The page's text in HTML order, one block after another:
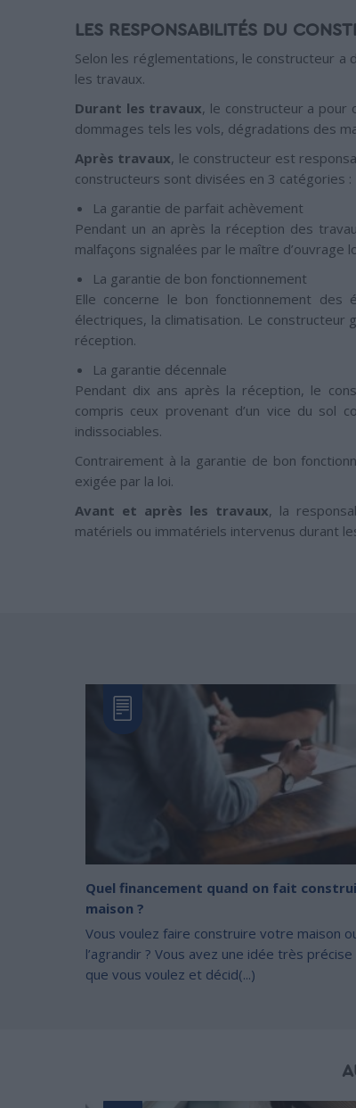
LES RESPONSABILITÉS DU
Selon les réglementations, le constructeur a
les travaux.
Durant les travaux, le constructeur a pour
dommages tels les vols, dégradations des
Après travaux, le constructeur est
constructeurs sont divisées en 3 catégories :
La garantie de parfait achèvement
Pendant un an après la réception des
malfaçons signalées par le maître d’ouvrage
La garantie de bon fonctionnement
Elle concerne le bon fonctionnement des
électriques, la climatisation. Le constructeur
réception.
La garantie décennale
Pendant dix ans après la réception, le
compris ceux provenant d’un vice du sol
indissociables.
Contrairement à la garantie de bon
exigée par la loi.
Avant et après les travaux, la
matériels ou immatériels intervenus durant
Quel financement quand on fait
maison ?
Vous voulez faire construire votre maison
l’agrandir ? Vous avez une idée très précise
que vous voulez et décid(...)